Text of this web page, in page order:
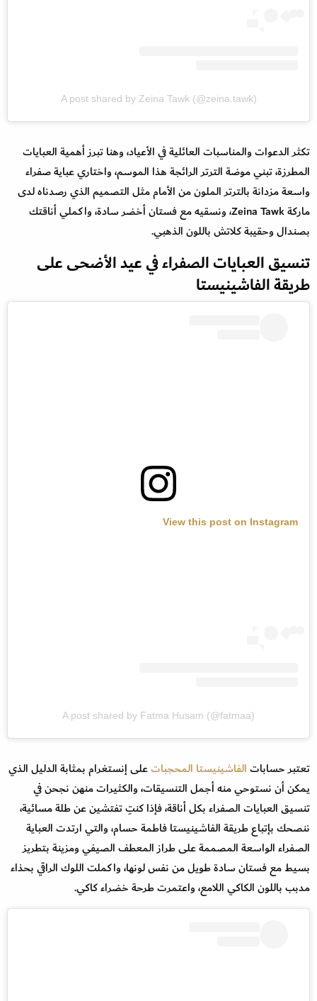
A post shared by Zeina Tawk (@zeina.tawk)
تكثر الدعوات والمناسبات العائلية في الأعياد، وهنا تبرز أهمية العبايات
المطرزة، تبني موضة الترتر الرائجة هذا الموسم، واختاري عباية صفراء
واسعة مزدانة بالترتر الملون من الأمام مثل التصميم الذي رصدناه لدى
ماركة Zeina Tawk، ونسقيه مع فستان أخضر سادة، واكملي أناقتك
بصندال وحقيبة كلاتش باللون الذهبي.
تنسيق العبايات الصفراء في عيد الأضحى على
طريقة الفاشينيستا
View this post on Instagram
A post shared by Fatma Husam (@fatmaa)
تعتبر حساباتالفاشينيستا المحجباتعلى إنستغرام بمثابة الدليل الذي
يمكن أن نستوحي منه أجمل التنسيقات، والكثيرات منهن نجحن في
تنسيق العبايات الصفراء بكل أناقة، فإذا كنتِ تفتشين عن طلة مسائية،
ننصحك بإتباع طريقة الفاشينيستا فاطمة حسام، والتي ارتدت العباية
الصفراء الواسعة المصممة على طراز المعطف الصيفي ومزينة بتطريز
بسيط مع فستان سادة طويل من نفس لونها، واكملت اللوك الراقي بحذاء
مدبب باللون الكاكي اللامع، واعتمرت طرحة خضراء كاكي.